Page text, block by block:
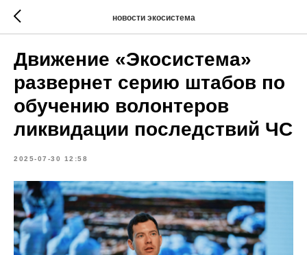
новости экосистема
Движение «Экосистема»
развернет серию штабов по
обучению волонтеров
ликвидации последствий ЧС
2025-07-30 12:58